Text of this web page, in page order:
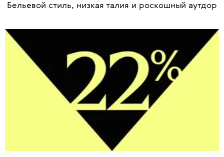
Бельевой стиль, низкая талия и роскошный аутдор